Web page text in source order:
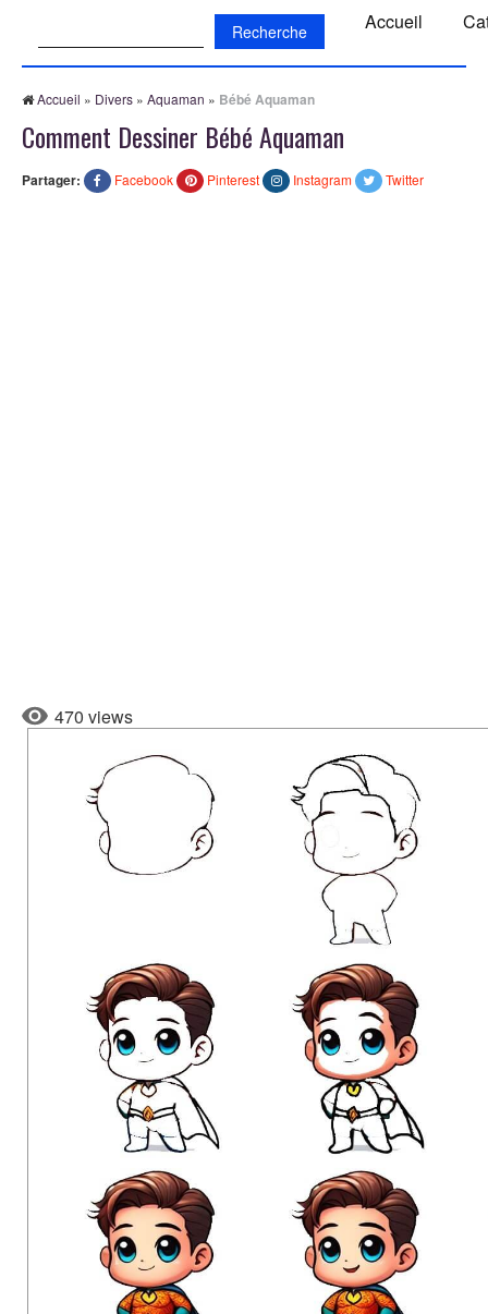
Accueil
Accueil » Divers » Aquaman » Bébé Aquaman
Comment Dessiner Bébé Aquaman
Partager: Facebook Pinterest Instagram Twitter
470 views